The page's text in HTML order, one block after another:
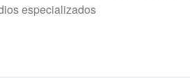
especializados